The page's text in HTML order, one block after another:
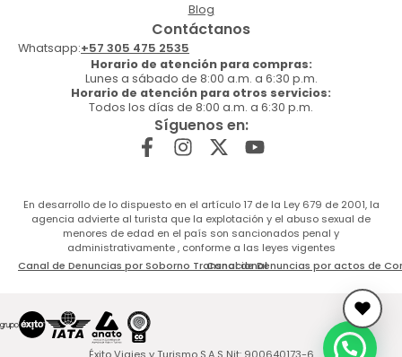
Blog
Contáctanos
Whatsapp:+57 305 475 2535
Horario de atención para compras:
Lunes a sábado de 8:00 a.m. a 6:30 p.m.
Horario de atención para otros servicios:
Todos los días de 8:00 a.m. a 6:30 p.m.
Síguenos en:
En desarrollo de lo dispuesto en el artículo 17 de la Ley 679 de 2001, la
agencia advierte al turista que la explotación y el abuso sexual de
menores de edad en el país son sancionados penal y
administrativamente , conforme a las leyes vigentes
Canal de Denuncias por Soborno TransnacionalCanal de Denuncias por actos de
Éxito Viajes y Turismo S.A.S Nit: 900640173-6